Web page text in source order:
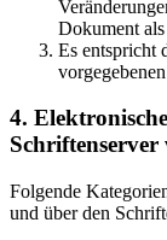
Dokument
Es entspricht
4.
Folgende
und über den